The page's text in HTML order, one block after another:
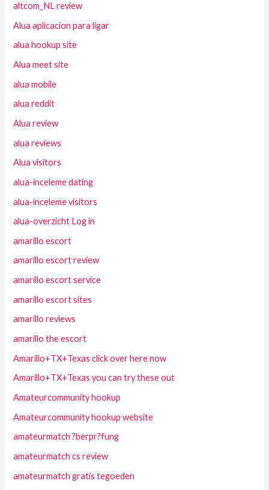
altcom_NL review
Alua aplicacion para ligar
alua hookup site
Alua meet site
alua mobile
alua reddit
Alua review
alua reviews
Alua visitors
alua-inceleme dating
alua-inceleme visitors
alua-overzicht Log in
amarillo escort
amarillo escort review
amarillo escort service
amarillo escort sites
amarillo reviews
amarillo the escort
Amarillo+TX+Texas click over here now
Amarillo+TX+Texas you can try these out
Amateurcommunity hookup
Amateurcommunity hookup website
amateurmatch ?berpr?fung
amateurmatch cs review
amateurmatch gratis tegoeden